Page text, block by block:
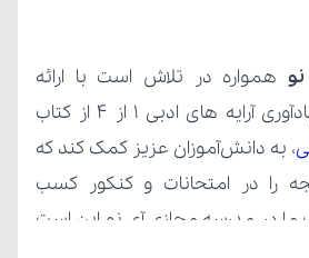
های ادبی ۱ از 4 از کتاب